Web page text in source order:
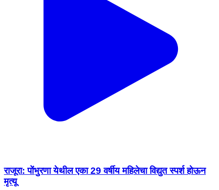
राजूरा: पोंभुरणा येथील एका 29 वर्षीय महिलेचा विद्युत स्पर्श होऊन
मृत्यू